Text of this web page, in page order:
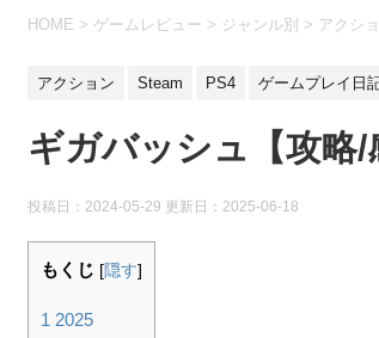
HOME > ゲームレビュー > ジャンル別 > アクシ
アクション Steam PS4 ゲームプレイ日
ギガバッシュ【攻略
投稿日：2024-05-29 更新日： 2025-06-18
もくじ [隠す]
1 2025